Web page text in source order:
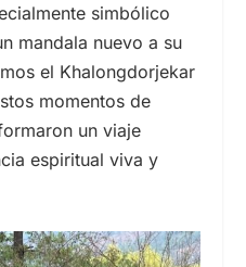
simbólico
mandala nuevo a su
el Khalongdorjekar
momentos de
un viaje
espiritual viva y